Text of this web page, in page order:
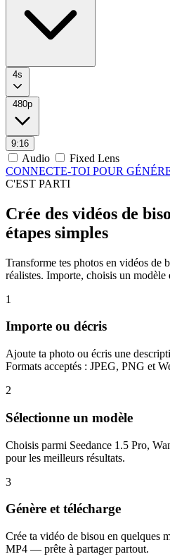
4s
480p
9:16
Audio
Fixed Lens
CONNECTE-TOI POUR
C'EST PARTI
Crée des vidéos de
étapes simples
Transforme tes photos en vidéos de
réalistes. Importe, choisis un modèle
1
Importe ou décris
Ajoute ta photo ou écris une
Formats acceptés : JPEG, PNG et
2
Sélectionne un modèle
Choisis parmi Seedance 1.5 Pro,
pour les meilleurs résultats.
3
Génère et télécharge
Crée ta vidéo de bisou en quelques
MP4 — prête à partager partout.